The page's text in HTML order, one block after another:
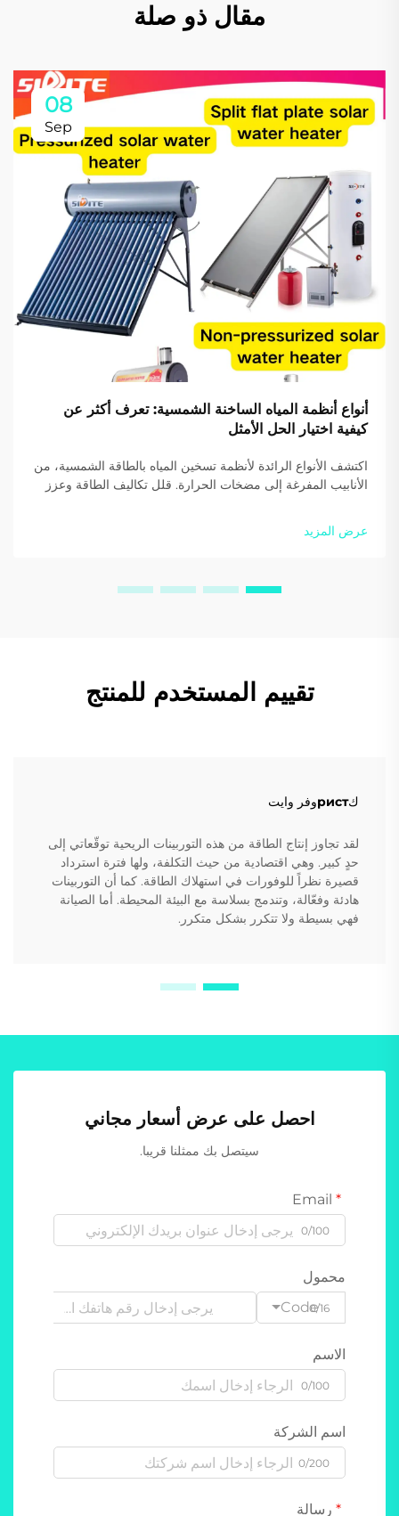
مقال ذو صلة
08
Sep
أنواع أنظمة المياه الساخنة الشمسية: تعرف أكثر عن
كيفية اختيار الحل الأمثل
اكتشف الأنواع الرائدة لأنظمة تسخين المياه بالطاقة الشمسية، من
الأنابيب المفرغة إلى مضخات الحرارة. قلل تكاليف الطاقة وعزز
عرض المزيد
تقييم المستخدم للمنتج
كристوفر وايت
لقد تجاوز إنتاج الطاقة من هذه التوربينات الريحية توقّعاتي إلى
حدٍ كبير. وهي اقتصادية من حيث التكلفة، ولها فترة استرداد
قصيرة نظراً للوفورات في استهلاك الطاقة. كما أن التوربينات
هادئة وفعّالة، وتندمج بسلاسة مع البيئة المحيطة. أما الصيانة
فهي بسيطة ولا تتكرر بشكل متكرر.
احصل على عرض أسعار مجاني
سيتصل بك ممثلنا قريبا.
0/100
محمول
Code0/16
الاسم
0/100
اسم الشركة
0/200
رسالة